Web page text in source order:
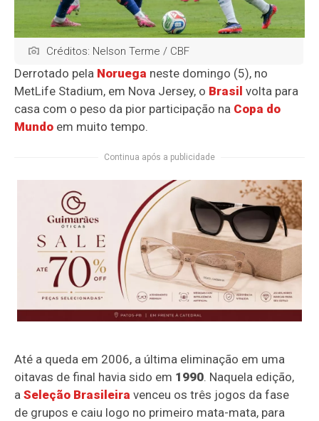
Créditos: Nelson Terme / CBF
Derrotado pela Noruega neste domingo (5), no
MetLife Stadium, em Nova Jersey, o Brasil volta para
casa com o peso da pior participação na Copa do
Mundo em muito tempo.
Continua após a publicidade
Até a queda em 2006, a última eliminação em uma
oitavas de final havia sido em 1990. Naquela edição,
aSeleção Brasileira venceu os três jogos da fase
de grupos e caiu logo no primeiro mata-mata, para